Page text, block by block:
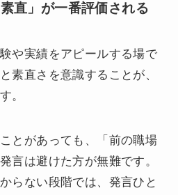
直」が一番評価される
や実績をアピールする場で
素直さを意識することが、
。
とがあっても、「前の職場
は避けた方が無難です。
らない段階では、発言ひと